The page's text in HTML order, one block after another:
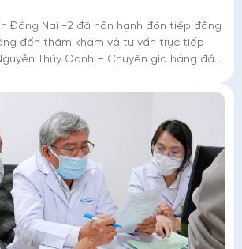
Đồng Nai -2 đã hân hạnh đón tiếp đông
đến thăm khám và tư vấn trực tiếp
Thúy Oanh – Chuyên gia hàng đầu